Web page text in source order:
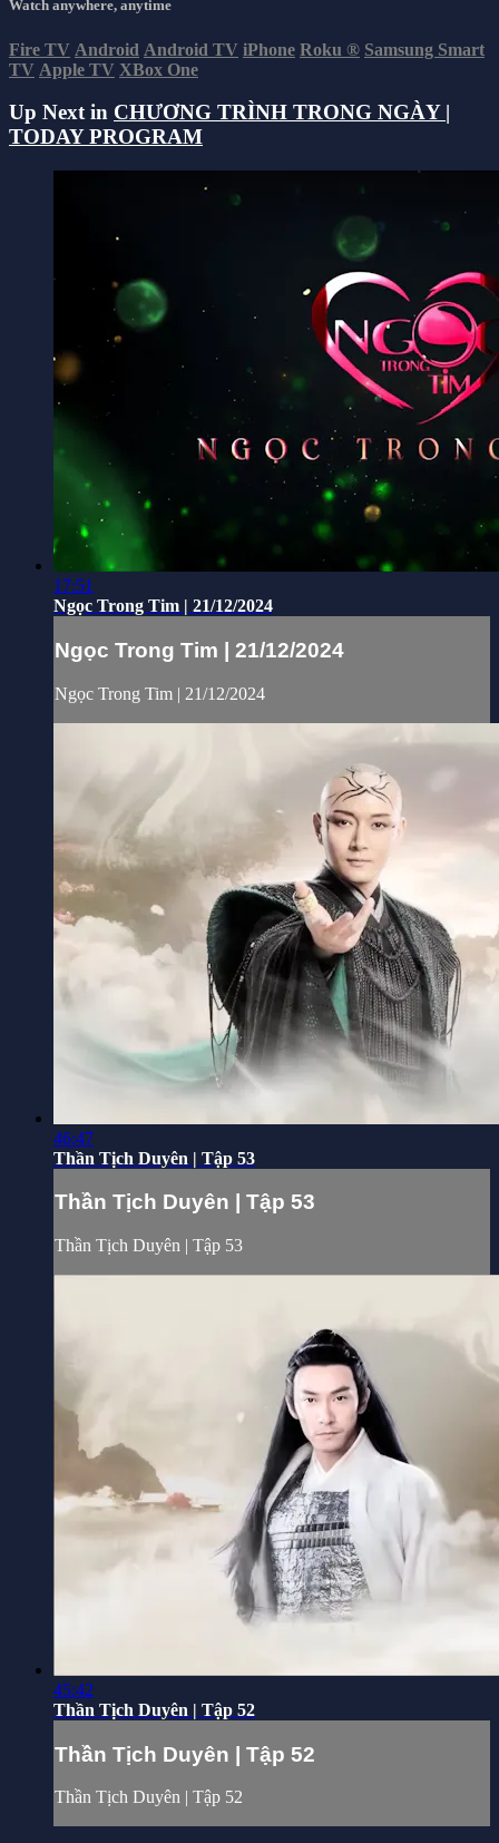
Watch anywhere, anytime
Fire TV Android Android TV iPhone Roku ® Samsung Smart
TV Apple TV XBox One
Up Next in CHƯƠNG TRÌNH TRONG NGÀY |
TODAY PROGRAM
17:51
Ngọc Trong Tim | 21/12/2024
Ngọc Trong Tim | 21/12/2024
Ngọc Trong Tim | 21/12/2024
46:47
Thần Tịch Duyên | Tập 53
Thần Tịch Duyên | Tập 53
Thần Tịch Duyên | Tập 53
45:42
Thần Tịch Duyên | Tập 52
Thần Tịch Duyên | Tập 52
Thần Tịch Duyên | Tập 52